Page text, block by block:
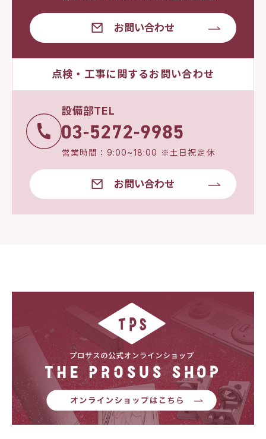
お問い合わせ
点検・工事に関するお問い合わせ
設備部TEL
営業時間：9:00~18:00 ※土日祝定休
お問い合わせ